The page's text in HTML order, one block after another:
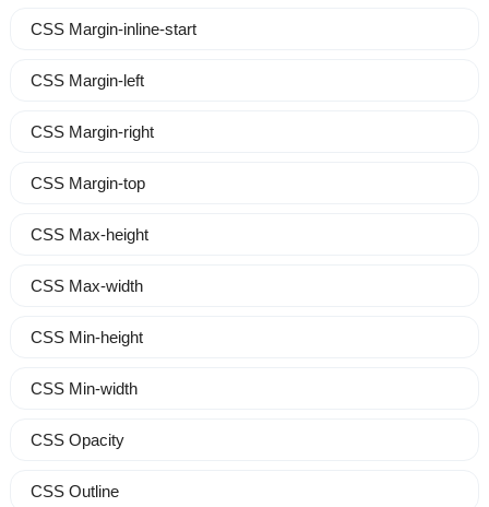
CSS Margin-inline-start
CSS Margin-left
CSS Margin-right
CSS Margin-top
CSS Max-height
CSS Max-width
CSS Min-height
CSS Min-width
CSS Opacity
CSS Outline